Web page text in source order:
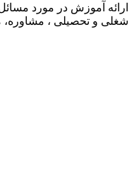
آموزش در مورد مسائل
و تحصیلی ، مشاوره،